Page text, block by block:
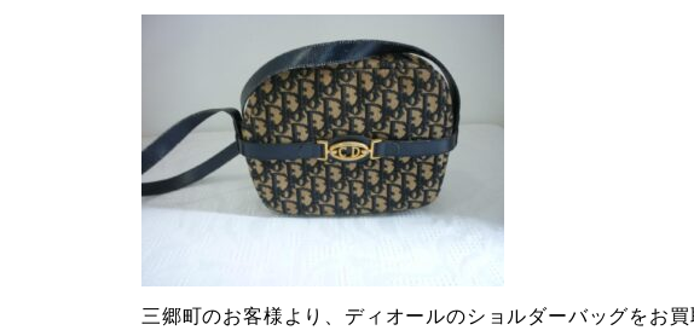
三郷町のお客様より、ディオールのショルダーバッグをお